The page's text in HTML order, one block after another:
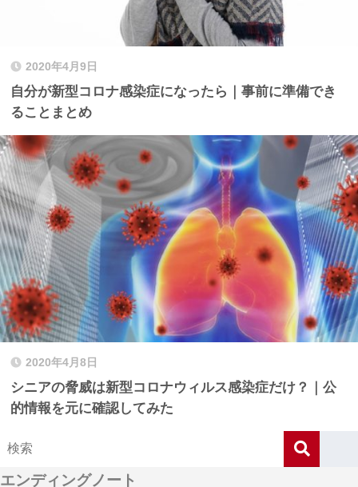
2020年4月9日
自分が新型コロナ感染症になったら｜事前に準備でき
ることまとめ
2020年4月8日
シニアの脅威は新型コロナウィルス感染症だけ？｜公
的情報を元に確認してみた
エンディングノート